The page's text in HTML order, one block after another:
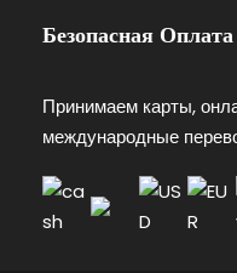
Безопасная Оплата
Принимаем карты,
международные